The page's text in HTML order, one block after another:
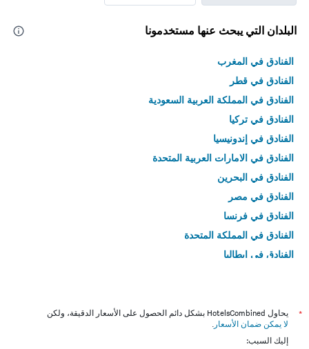
البلدان التي يبحث عنها مستخدمونا
الفنادق في المغرب
الفنادق في قطر
الفنادق في المملكة العربية السعودية
الفنادق في تركيا
الفنادق في إندونيسيا
الفنادق في الامارات العربية المتحدة
الفنادق في البحرين
الفنادق في مصر
الفنادق في فرنسا
الفنادق في المملكة المتحدة
الفنادق في إيطاليا
*
يحاول HotelsCombined بشكل دائم الحصول على الأسعار الدقيقة، ولكن
لا يمكن ضمان الأسعار .
إليك السبب: